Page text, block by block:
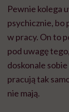
Pewnie kolega
psychicznie, bo
w pracy. On to
pod uwagę
doskonale
pracują tak
nie mają.